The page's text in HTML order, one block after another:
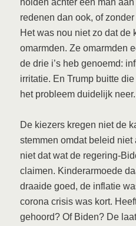
redenen dan ook, of
Het was nou niet zo dat de
omarmden. Ze omarmden
de drie i’s heb genoemd:
irritatie. En Trump buitte
het probleem duidelijk neer.
De kiezers kregen niet de
stemmen omdat beleid
niet dat wat de regering-
claimen. Kinderarmoede
draaide goed, de inflatie
corona crisis was kort.
gehoord? Of Biden? De